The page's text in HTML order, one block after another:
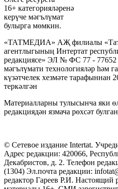
16+ категорияләренә
керүче мәгълүмат
булырга мөмкин.
«ТАТМЕДИА» АҖ филиалы
агентлыгының Интертат
редакциясе» ЭЛ № ФС 77 - 77652
мәгълүмати технологияләр һәм
күзәтчелек хезмәте тарафыннан
теркәлгән
Материалларны тулысынча яки
редакциядән язмача рөхсәт
© Сетевое издание Intertat.
Адрес редакции: 420066,
Декабристов, д. 2. Телефон
(1304) Эл.почта редакции:
редактор Гареев Р.И. Настоящий